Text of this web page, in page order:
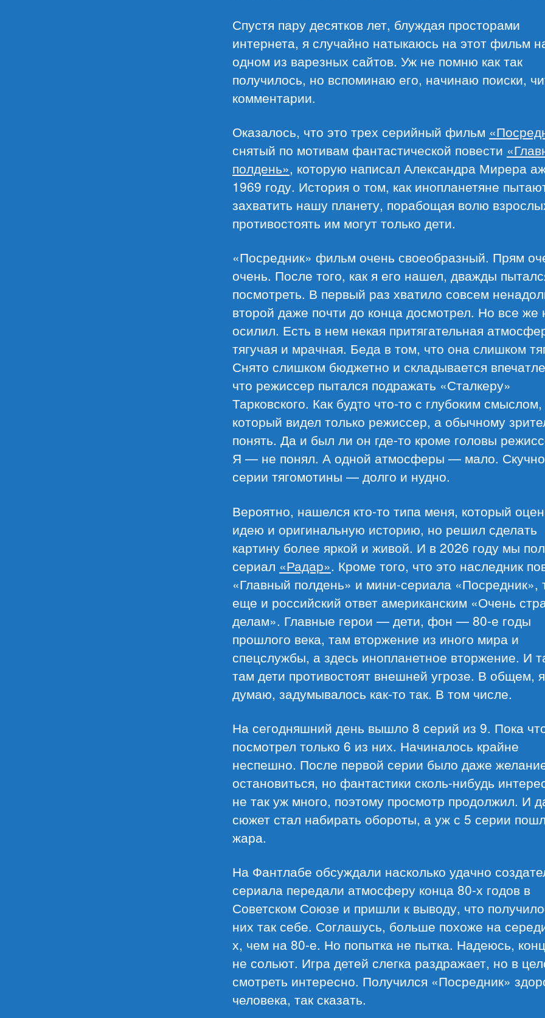
Спустя пару десятков лет, блуждая просторами
интернета, я случайно натыкаюсь на этот фильм
одном из варезных сайтов. Уж не помню как так
получилось, но вспоминаю его, начинаю поиски,
комментарии.
Оказалось, что это трех серийный фильм
снятый по мотивам фантастической повести
полдень», которую написал Александра Мирера
1969 году. История о том, как инопланетяне
захватить нашу планету, порабощая волю
противостоять им могут только дети.
«Посредник» фильм очень своеобразный. Прям
очень. После того, как я его нашел, дважды
посмотреть. В первый раз хватило совсем
второй даже почти до конца досмотрел. Но все же
осилил. Есть в нем некая притягательная
тягучая и мрачная. Беда в том, что она слишком
Снято слишком бюджетно и складывается
что режиссер пытался подражать «Сталкеру»
Тарковского. Как будто что-то с глубоким смыслом,
который видел только режиссер, а обычному
понять. Да и был ли он где-то кроме головы
Я — не понял. А одной атмосферы — мало.
серии тягомотины — долго и нудно.
Вероятно, нашелся кто-то типа меня, который
идею и оригинальную историю, но решил сделать
картину более яркой и живой. И в 2026 году мы
сериал «Радар». Кроме того, что это наследник
«Главный полдень» и мини-сериала «Посредник»,
еще и российский ответ американским «Очень
делам». Главные герои — дети, фон — 80-е годы
прошлого века, там вторжение из иного мира и
спецслужбы, а здесь инопланетное вторжение. И
там дети противостоят внешней угрозе. В общем, я
думаю, задумывалось как-то так. В том числе.
На сегодняшний день вышло 8 серий из 9. Пока
посмотрел только 6 из них. Начиналось крайне
неспешно. После первой серии было даже
остановиться, но фантастики сколь-нибудь
не так уж много, поэтому просмотр продолжил. И
сюжет стал набирать обороты, а уж с 5 серии
жара.
На Фантлабе обсуждали насколько удачно
сериала передали атмосферу конца 80-х годов в
Советском Союзе и пришли к выводу, что
них так себе. Соглашусь, больше похоже на
х, чем на 80-е. Но попытка не пытка. Надеюсь,
не сольют. Игра детей слегка раздражает, но в
смотреть интересно. Получился «Посредник»
человека, так сказать.